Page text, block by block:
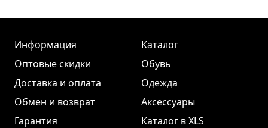
Информация
Оптовые скидки
Доставка и оплата
Обмен и возврат
Гарантия
Каталог
Обувь
Одежда
Аксессуары
Каталог в XLS